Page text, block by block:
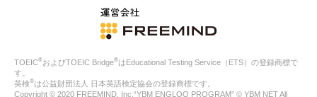
ご本人の同意がある場合
法令に基づく場合
人の生命、身体または財産の保護のために必要がある場合であ
公衆衛生の向上または児童の健全な育成の推進のために特に必
合
TOEIC®およびTOEIC Bridge®はEducational Testing Service（ETS）の登録商標で
す。
英検®は公益財団法人 日本英語検定協会の登録商標です。
Copyright © 2020 FREEMIND, Inc.“YBM ENGLOO PROGRAM” © YBM NET All